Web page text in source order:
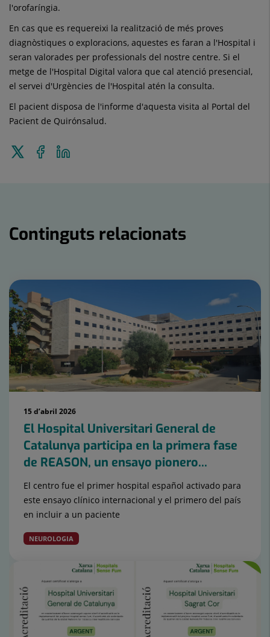
l'orofaríngia.
En cas que es requereixi la realització de més proves
diagnòstiques o exploracions, aquestes es faran a l'Hospital i
seran valorades per professionals del nostre centre. Si el
metge de l'Hospital Digital valora que cal atenció presencial,
el servei d'Urgències de l'Hospital atén la consulta.
El pacient disposa de l'informe d'aquesta visita al Portal del
Pacient de Quirónsalud.
Enviar
Compartir
Continguts relacionats
15 d’abril 2026
El Hospital Universitari General de
Catalunya participa en la primera fase
de REASON, un ensayo pionero...
El centro fue el primer hospital español activado para
este ensayo clínico internacional y el primero del país
en incluir a un paciente
NEUROLOGIA